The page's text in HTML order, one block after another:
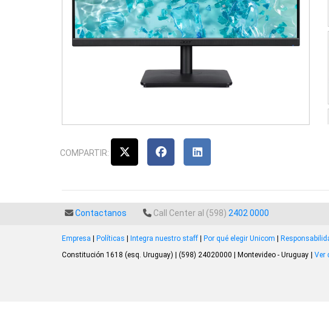
COMPARTIR:
Contactanos Call Center al (598) 2402 0000
Empresa Políticas Integra nuestro staff Por qué elegir Unicom
Constitución 1618 (esq. Uruguay) | (598) 24020000 | Montevideo - Uruguay | Ver